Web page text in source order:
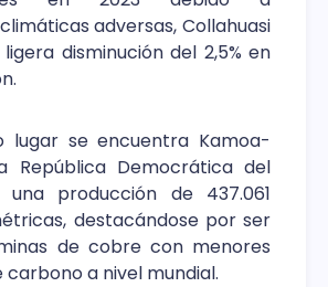
adversas, Collahuasi
disminución del 2,5% en
lugar se encuentra Kamoa-
República Democrática del
una producción de 437.061
destacándose por ser
de cobre con menores
carbono a nivel mundial.